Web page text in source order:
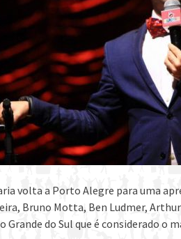
volta a Porto Alegre para uma
Bruno Motta, Ben Ludmer,
Grande do Sul que é considerado o